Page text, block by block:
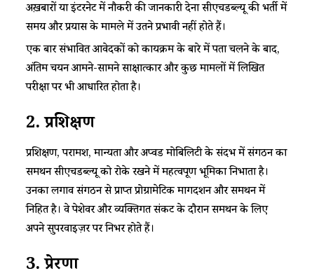
अख़बारों या इंटरनेट में नौकरी की जानकारी देना सीएचडब्ल्यू की भर्ती में
समय और प्रयास के मामले में उतने प्रभावी नहीं होते हैं।
एक बार संभावित आवेदकों को कार्यक्रम के बारे में पता चलने के बाद,
अंतिम चयन आमने-सामने साक्षात्कार और कुछ मामलों में लिखित
परीक्षा पर भी आधारित होता है।
2.प्रशिक्षण
प्रशिक्षण, परामर्श, मान्यता और अप्वर्ड मोबिलिटी के संदर्भ में संगठन का
समर्थन सीएचडब्ल्यू को रोके रखने में महत्वपूर्ण भूमिका निभाता है।
उनका लगाव संगठन से प्राप्त प्रोग्रामेटिक मार्गदर्शन और समर्थन में
निहित है। वे पेशेवर और व्यक्तिगत संकट के दौरान समर्थन के लिए
अपने सुपरवाइज़र पर निर्भर होते हैं।
3.प्रेरणा